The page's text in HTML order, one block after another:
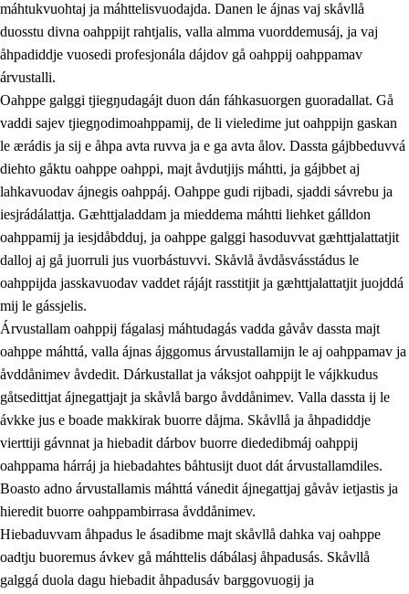
3.3 Aktisasjbarggo sijda ja skåvlå gaskan
3.4 Åhpadus åhpadusvidnudagán ja barggoiellemin
3.5 Profesjåvnåaktisasjvuohta ja skåvllååvddånibme
máhtukvuohtaj ja máhttelisvuodajda. Danen le ájnas vaj skåvllå
duosstu divna oahppijt rahtjalis, valla almma vuorddemusáj, ja vaj
åhpadiddje vuosedi profesjonála dájdov gå oahppij oahppamav
árvustalli.
Oahppe galggi tjiegŋudagájt duon dán fáhkasuorgen guoradallat. Gå
vaddi sajev tjiegŋodimoahppamij, de li vieledime jut oahppijn gaskan
le ærádis ja sij e åhpa avta ruvva ja e ga avta ålov. Dassta gájbbeduvvá
diehto gåktu oahppe oahppi, majt åvdutjijs máhtti, ja gájbbet aj
lahkavuodav ájnegis oahppáj. Oahppe gudi rijbadi, sjaddi sávrebu ja
iesjrádálattja. Gæhttjaladdam ja mieddema máhtti liehket gálldon
oahppamij ja iesjdåbdduj, ja oahppe galggi hasoduvvat gæhttjalattatjit
dalloj aj gå juorruli jus vuorbástuvvi. Skåvlå åvdåsvásstádus le
oahppijda jasskavuodav vaddet rájájt rasstitjit ja gæhttjalattatjit juojddá
mij le gássjelis.
Árvustallam oahppij fágalasj máhtudagás vadda gåvåv dassta majt
oahppe máhttá, valla ájnas ájggomus árvustallamijn le aj oahppamav ja
åvddånimev åvdedit. Dárkustallat ja váksjot oahppijt le vájkkudus
gåtsedittjat ájnegattjajt ja skåvlå bargo åvddånimev. Valla dassta ij le
ávkke jus e boade makkirak buorre dåjma. Skåvllå ja åhpadiddje
vierttiji gávnnat ja hiebadit dárbov buorre diededibmáj oahppij
oahppama hárráj ja hiebadahtes båhtusijt duot dát árvustallamdiles.
Boasto adno árvustallamis máhttá vánedit ájnegattjaj gåvåv ietjastis ja
hieredit buorre oahppambirrasa åvddånimev.
Hiebaduvvam åhpadus le ásadibme majt skåvllå dahka vaj oahppe
oadtju buoremus ávkev gå máhttelis dábálasj åhpadusás. Skåvllå
galggá duola dagu hiebadit åhpadusáv barggovuogij ja